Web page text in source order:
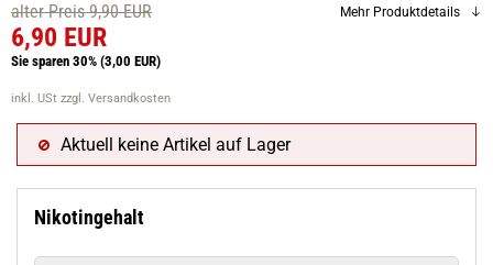
alter Preis 9,90 EUR
6,90 EUR
Sie sparen 30% (3,00 EUR)
inkl. USt zzgl. Versandkosten
Mehr Produktdetails
Aktuell keine Artikel auf Lager
Nikotingehalt